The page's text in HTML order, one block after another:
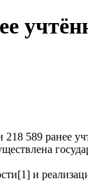
589 ранее
и